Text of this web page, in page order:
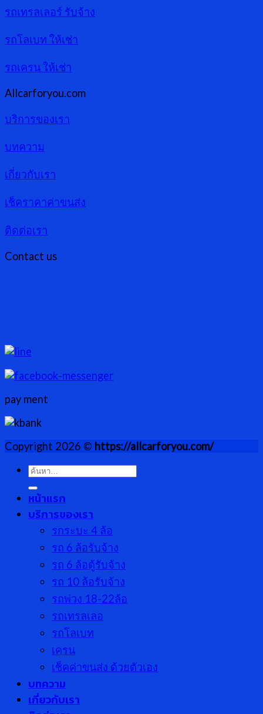
รถเทรลเลอร์ รับจ้าง
รถโลเบท ให้เช่า
รถเครน ให้เช่า
Allcarforyou.com
บริการของเรา
บทความ
เกี่ยวกับเรา
เช็คราคาค่าขนส่ง
ติดต่อเรา
Contact us
pay ment
Copyright 2026 © https://allcarforyou.com/
ค้นหา:
หน้าแรก
บริการของเรา
รกระบะ 4 ล้อ
รถ 6 ล้อรับจ้าง
รถ 6 ล้อตู้รับจ้าง
รถ 10 ล้อรับจ้าง
รถพ่วง 18-22ล้อ
รถเทรลเลอ
รถโลเบท
เครน
เช็คค่าขนส่ง ด้วยตัวเอง
บทความ
เกี่ยวกับเรา